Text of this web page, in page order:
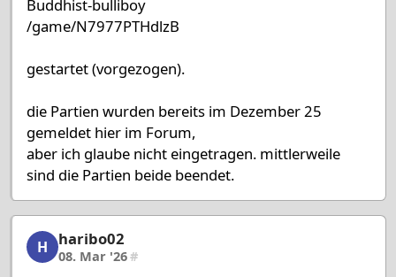
Buddhist-bulliboy
/game/N7977PTHdlzB
gestartet (vorgezogen).
die Partien wurden bereits im Dezember 25
gemeldet hier im Forum,
aber ich glaube nicht eingetragen. mittlerweile
sind die Partien beide beendet.
haribo02, 54/58, 08. Mar '26
H haribo02
08. Mar '26#